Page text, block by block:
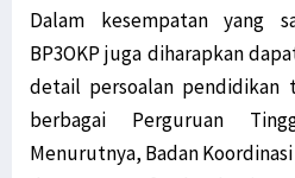
Dalam kesempatan yang
BP3OKP juga diharapkan
detail persoalan pendidikan
berbagai Perguruan
Menurutnya, Badan